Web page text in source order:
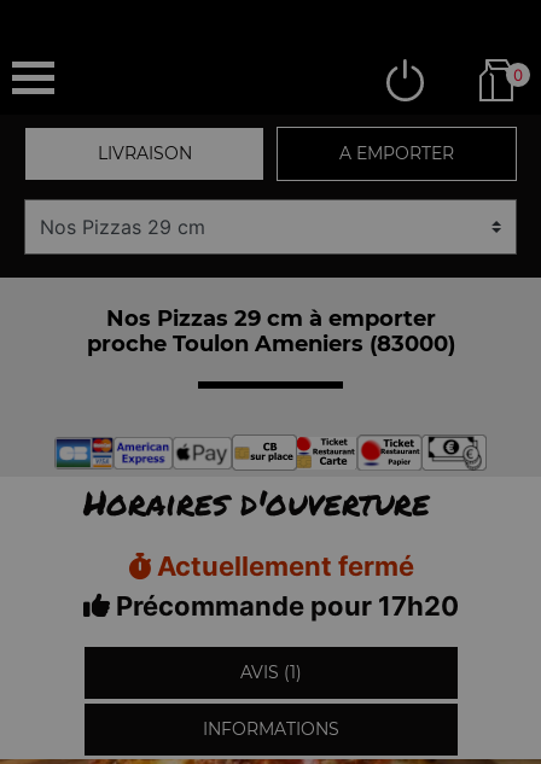
0
LIVRAISON A EMPORTER
Nos Pizzas 29 cm à emporter
proche Toulon Ameniers (83000)
Horaires d'ouverture
Actuellement fermé
Précommande pour 17h20
AVIS (1)
INFORMATIONS